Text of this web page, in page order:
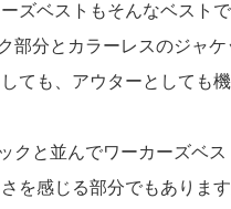
ズベストもそんなベストで
部分とカラーレスのジャ
ても、アウターとしても
クと並んでワーカーズベ
を感じる部分でもありま